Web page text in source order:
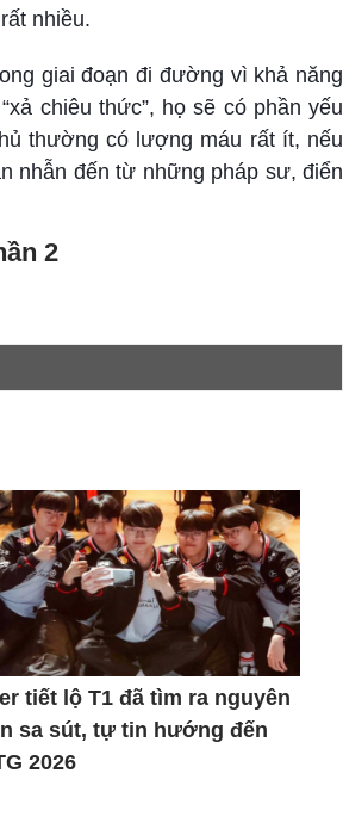
nhiều.
giai đoạn đi đường vì khả năng
chiêu thức”, họ sẽ có phần yếu
thường có lượng máu rất ít, nếu
nhẫn đến từ những pháp sư, điển
2
tiết lộ T1 đã tìm ra nguyên
sa sút, tự tin hướng đến
2026